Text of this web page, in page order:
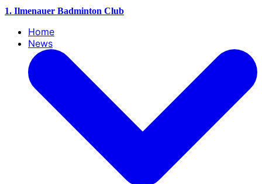
1. Ilmenauer Badminton Club
Home
News